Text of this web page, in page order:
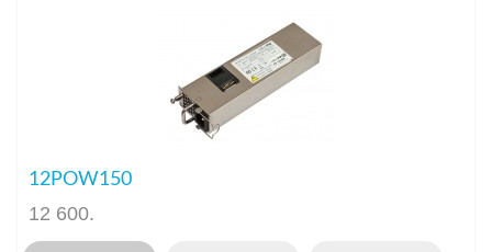
12POW150
12 600.